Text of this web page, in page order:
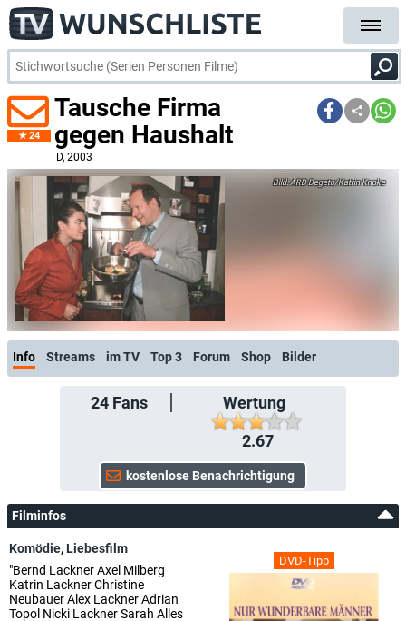
24
Tausche Firma
gegen Haushalt
D, 2003
ARD Degeto/Katrin Knoke
Info Streams im TV Top 3 Forum Shop Bilder
24Fans
Wertung
2.67
Filminfos
DVD-Tipp
Komödie,Liebesfilm
"Bernd Lackner Axel Milberg
Katrin Lackner Christine
Neubauer Alex Lackner Adrian
Topol Nicki Lackner Sarah Alles